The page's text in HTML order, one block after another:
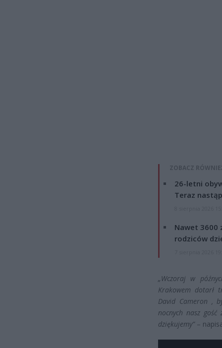
ZOBACZ
26-letni
Teraz
Nawet 3600
rodziców
„Wczoraj w
Krakowem dotarł
David Cameron ,
nocnych nasz gość
dziękujemy”–